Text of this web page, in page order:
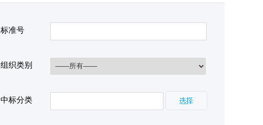
标准号
组织类别
中标分类